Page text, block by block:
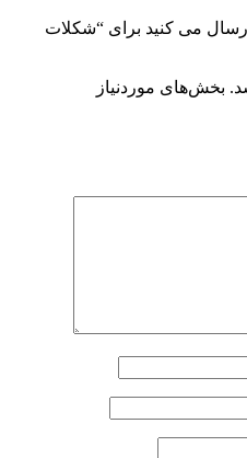
می کنید برای “شکلات
بخش‌های موردنیاز